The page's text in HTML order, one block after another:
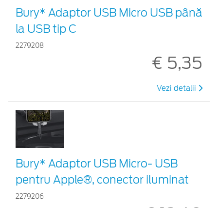
Bury* Adaptor USB Micro USB până
la USB tip C
2279208
€ 5,35
Vezi detalii
Bury* Adaptor USB Micro- USB
pentru Apple®, conector iluminat
2279206